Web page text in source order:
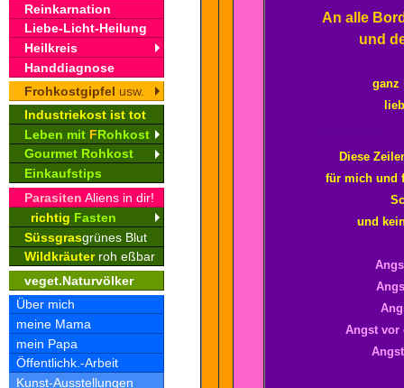
Reinkarnation
Liebe-Licht-Heilung
Heilkreis
Handdiagnose
Frohkostgipfel usw.
Industriekost ist tot
Leben mit FRohkost
Gourmet Rohkost
Einkaufstips
Parasiten Aliens in dir!
richtig Fasten
Süssgrasgrünes Blut
Wildkräuterroh eßbar
veget.Naturvölker
Über mich
meine Mama
mein Papa
Öffentlichk.-Arbeit
Kunst-Ausstellungen
An alle
und
ganz
Diese
für mich und
und
Angst vor